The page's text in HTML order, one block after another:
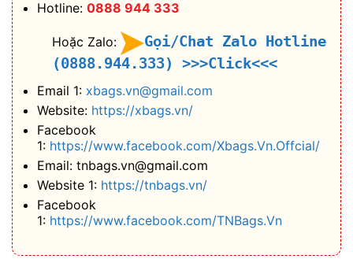
Hotline: 0888 944 333
Hoặc Zalo:
Gọi/Chat Zalo Hotline
(0888.944.333)
>>>Click<<<
Email 1: xbags.vn@gmail.com
Website: https://xbags.vn/
Facebook
1: https://www.facebook.com/Xbags.Vn.Offcial/
Email: tnbags.vn@gmail.com
Website 1: https://tnbags.vn/
Facebook
1: https://www.facebook.com/TNBags.Vn